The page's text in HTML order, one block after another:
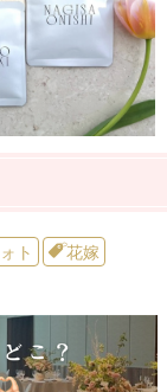
ト
花嫁